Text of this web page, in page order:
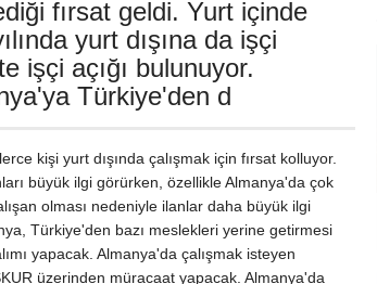
fırsat geldi. Yurt içinde
yurt dışına da işçi
işçi açığı bulunuyor.
Türkiye'den d
kişi yurt dışında çalışmak için fırsat kolluyor.
büyük ilgi görürken, özellikle Almanya'da çok
olması nedeniyle ilanlar daha büyük ilgi
Türkiye'den bazı meslekleri yerine getirmesi
yapacak. Almanya'da çalışmak isteyen
üzerinden müracaat yapacak. Almanya'da